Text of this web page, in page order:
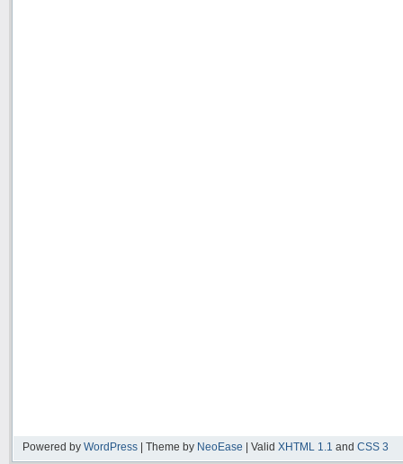
Powered by WordPress | Theme by NeoEase | Valid XHTML 1.1 and CSS 3